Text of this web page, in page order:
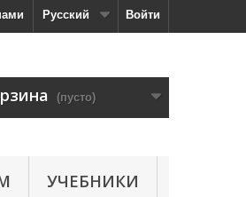
Войти
Русский
(пусто)
УЧЕБНИКИ